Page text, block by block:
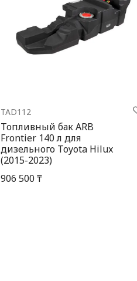
TAD112
Топливный бак ARB
Frontier 140 л для
дизельного Toyota Hilux
(2015-2023)
906 500 ₸